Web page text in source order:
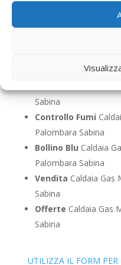
Pronto Intervento
Palombara Sabina
Sabina
Controllo Fumi
Palombara Sabina
Bollino Blu Caldaia
Palombara Sabina
Vendita Caldaia Gas
Sabina
Offerte Caldaia Gas
Sabina
UTILIZZA IL FORM PER